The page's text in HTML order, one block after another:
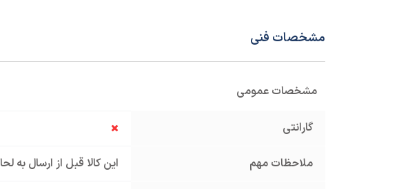
مشخصات فنی
مشخصات عمومی
گارانتی
ملاحظات مهم این کالا قبل از ارسال